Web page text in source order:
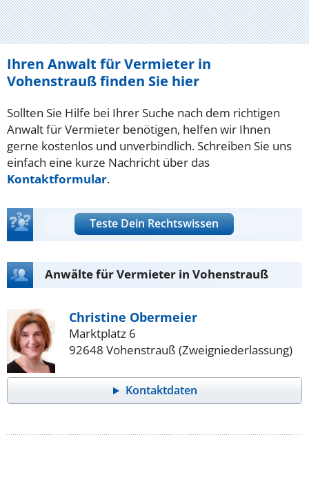
Ihren Anwalt für Vermieter in
Vohenstrauß finden Sie hier
Sollten Sie Hilfe bei Ihrer Suche nach dem richtigen
Anwalt für Vermieter benötigen, helfen wir Ihnen
gerne kostenlos und unverbindlich. Schreiben Sie uns
einfach eine kurze Nachricht über das
Kontaktformular.
Teste Dein Rechtswissen
Anwälte für Vermieter in Vohenstrauß
Christine Obermeier
Marktplatz 6
92648 Vohenstrauß (Zweigniederlassung)
Kontaktdaten